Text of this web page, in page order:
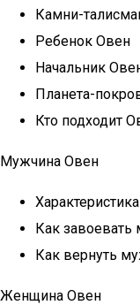
Камни-
Ребенок Овен
Начальник
Планета-
Кто подходит
Мужчина Овен
Как
Как вернуть
Женщина Овен